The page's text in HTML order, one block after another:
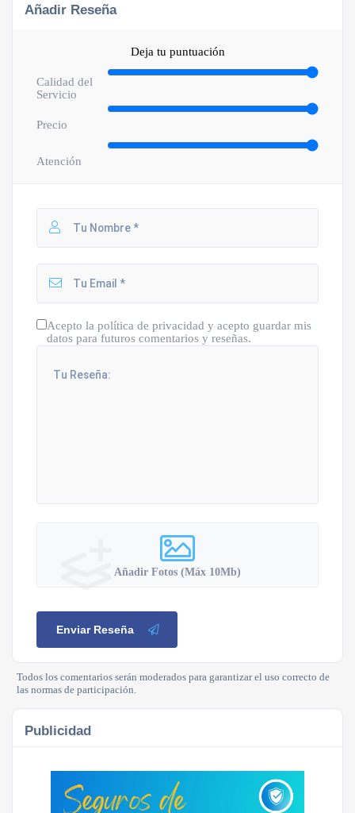
Añadir Reseña
Deja tu puntuación
Calidad del
Servicio
Precio
Atención
Acepto la política de privacidad y acepto guardar mis
datos para futuros comentarios y reseñas.
Añadir Fotos (Máx 10Mb)
Enviar Reseña
Todos los comentarios serán moderados para garantizar el uso correcto de
las normas de participación.
Publicidad